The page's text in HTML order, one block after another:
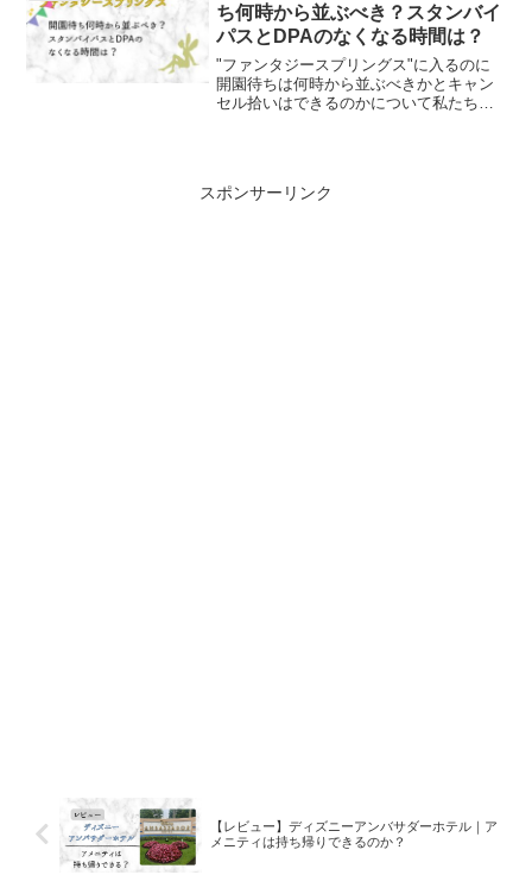
ち何時から並ぶべき？スタンバイ
パスとDPAのなくなる時間は？
"ファンタジースプリングス"に入るのに
開園待ちは何時から並ぶべきかとキャン
セル拾いはできるのかについて私たち夫
スポンサーリンク
【レビュー】ディズニーアンバサダーホテル｜ア
メニティは持ち帰りできるのか？